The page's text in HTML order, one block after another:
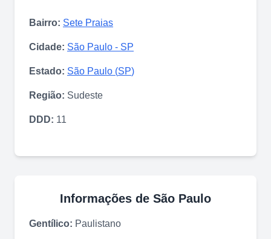
Bairro: Sete Praias
Cidade: São Paulo - SP
Estado: São Paulo (SP)
Região: Sudeste
DDD: 11
Informações de São Paulo
Gentílico: Paulistano